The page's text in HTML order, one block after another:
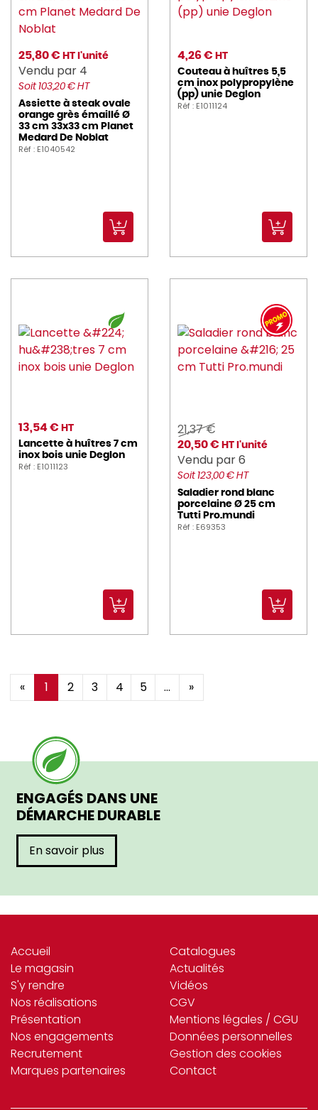
25,80 € HT l'unité
Vendu par 4
Soit 103,20 € HT
Assiette à steak ovale
orange grès émaillé Ø
33 cm 33x33 cm Planet
Medard De Noblat
Réf : E1040542
4,26 € HT
Couteau à huîtres 5,5
cm inox polypropylène
(pp) unie Deglon
Réf : E1011124
13,54 € HT
Lancette à huîtres 7 cm
inox bois unie Deglon
Réf : E1011123
21,37 €
20,50 € HT l'unité
Vendu par 6
Soit 123,00 € HT
Saladier rond blanc
porcelaine Ø 25 cm
Tutti Pro.mundi
Réf : E69353
« 1 2 3 4 5 ... »
ENGAGÉS DANS UNE
DÉMARCHE DURABLE
En savoir plus
Accueil
Le magasin
S'y rendre
Nos réalisations
Présentation
Nos engagements
Recrutement
Marques partenaires
Catalogues
Actualités
Vidéos
CGV
Mentions légales / CGU
Données personnelles
Gestion des cookies
Contact